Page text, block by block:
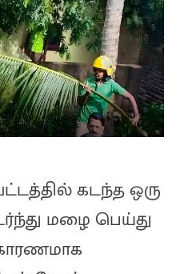
கடந்த ஒரு
மழை பெய்து